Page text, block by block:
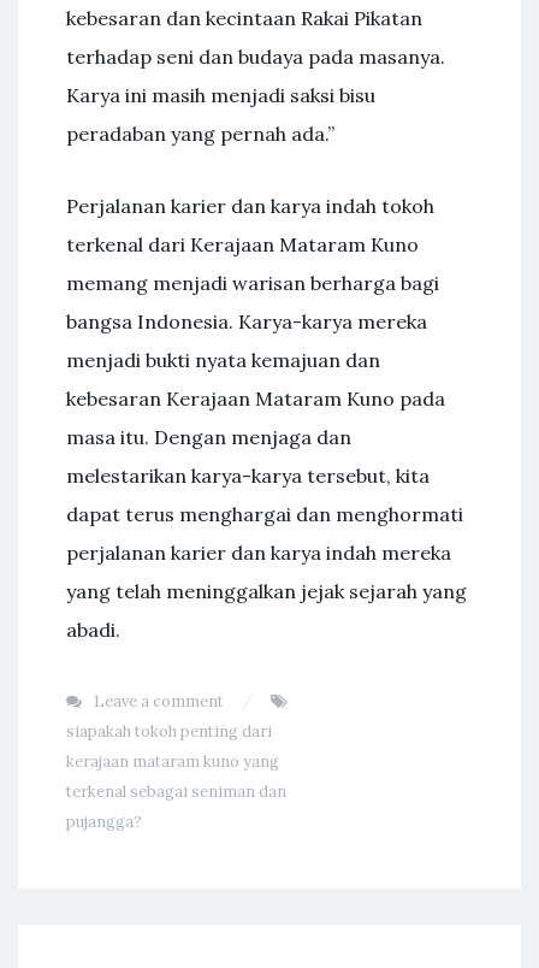
kebesaran dan kecintaan Rakai Pikatan
terhadap seni dan budaya pada masanya.
Karya ini masih menjadi saksi bisu
peradaban yang pernah ada.”
Perjalanan karier dan karya indah tokoh
terkenal dari Kerajaan Mataram Kuno
memang menjadi warisan berharga bagi
bangsa Indonesia. Karya-karya mereka
menjadi bukti nyata kemajuan dan
kebesaran Kerajaan Mataram Kuno pada
masa itu. Dengan menjaga dan
melestarikan karya-karya tersebut, kita
dapat terus menghargai dan menghormati
perjalanan karier dan karya indah mereka
yang telah meninggalkan jejak sejarah yang
abadi.
Leave a comment
siapakah tokoh penting dari
kerajaan mataram kuno yang
terkenal sebagai seniman dan
pujangga?